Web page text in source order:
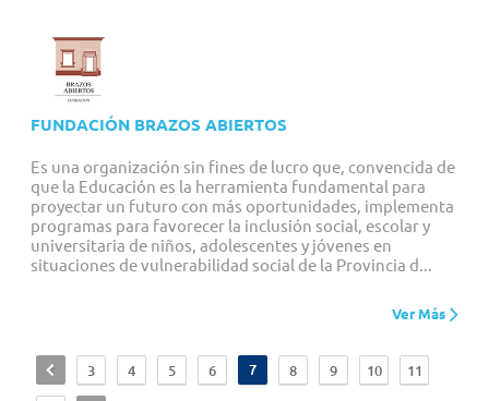
FUNDACIÓN BRAZOS ABIERTOS
Es una organización sin fines de lucro que, convencida de
que la Educación es la herramienta fundamental para
proyectar un futuro con más oportunidades, implementa
programas para favorecer la inclusión social, escolar y
universitaria de niños, adolescentes y jóvenes en
situaciones de vulnerabilidad social de la Provincia d...
Ver Más
< 3 4 5 6 7 8 9 10 11